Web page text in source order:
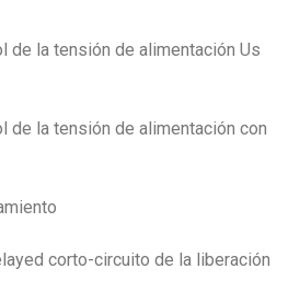
de la tensión de alimentación Us
de la tensión de alimentación con
corto-circuito de la liberación